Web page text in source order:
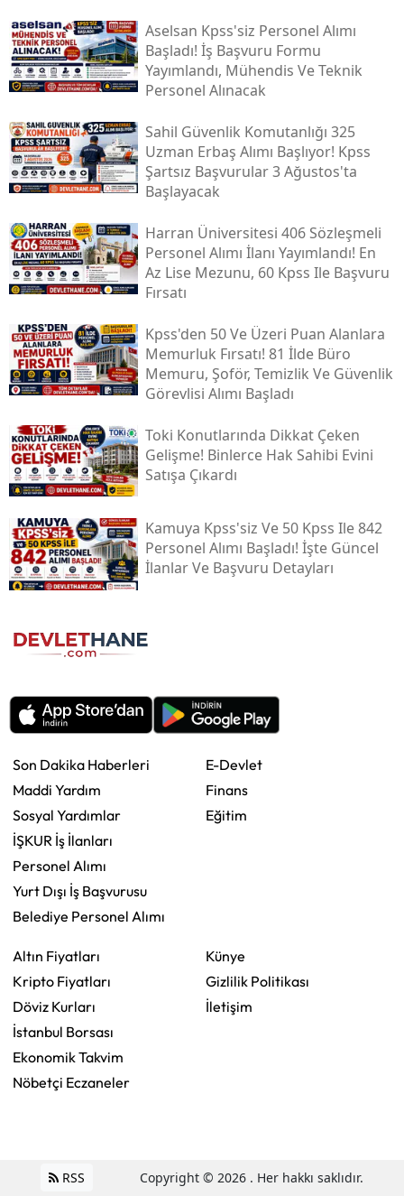
Aselsan Kpss'siz Personel Alımı
Başladı! İş Başvuru Formu
Yayımlandı, Mühendis Ve Teknik
Personel Alınacak
Sahil Güvenlik Komutanlığı 325
Uzman Erbaş Alımı Başlıyor! Kpss
Şartsız Başvurular 3 Ağustos'ta
Başlayacak
Harran Üniversitesi 406 Sözleşmeli
Personel Alımı İlanı Yayımlandı! En
Az Lise Mezunu, 60 Kpss Ile Başvuru
Fırsatı
Kpss'den 50 Ve Üzeri Puan Alanlara
Memurluk Fırsatı! 81 İlde Büro
Memuru, Şoför, Temizlik Ve Güvenlik
Görevlisi Alımı Başladı
Toki̇ Konutlarında Dikkat Çeken
Gelişme! Binlerce Hak Sahibi Evini
Satışa Çıkardı
Kamuya Kpss'siz Ve 50 Kpss Ile 842
Personel Alımı Başladı! İşte Güncel
İlanlar Ve Başvuru Detayları
Son Dakika Haberleri
Maddi Yardım
Sosyal Yardımlar
İŞKUR İş İlanları
Personel Alımı
Yurt Dışı İş Başvurusu
Belediye Personel Alımı
E-Devlet
Finans
Eğitim
Altın Fiyatları
Kripto Fiyatları
Döviz Kurları
İstanbul Borsası
Ekonomik Takvim
Nöbetçi Eczaneler
Künye
Gizlilik Politikası
İletişim
RSS Copyright © 2026 . Her hakkı saklıdır.